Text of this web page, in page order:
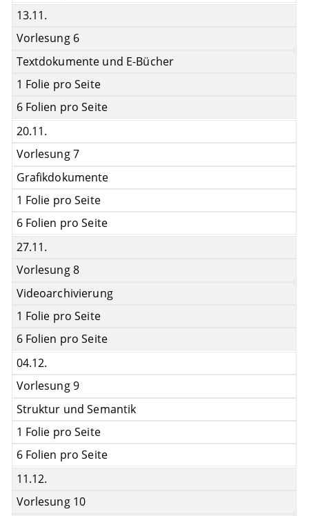
13.11.
Vorlesung 6
Textdokumente und E-Bücher
1 Folie pro Seite
6 Folien pro Seite
20.11.
Vorlesung 7
Grafikdokumente
1 Folie pro Seite
6 Folien pro Seite
27.11.
Vorlesung 8
Videoarchivierung
1 Folie pro Seite
6 Folien pro Seite
04.12.
Vorlesung 9
Struktur und Semantik
1 Folie pro Seite
6 Folien pro Seite
11.12.
Vorlesung 10